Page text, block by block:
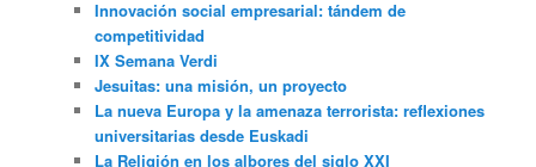
Innovación social empresarial: tándem de
competitividad
IX Semana Verdi
Jesuitas: una misión, un proyecto
La nueva Europa y la amenaza terrorista: reflexiones
universitarias desde Euskadi
La Religión en los albores del siglo XXI